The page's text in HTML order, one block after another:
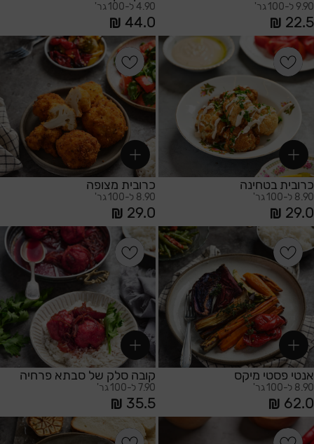
9.90 ל-100 גר'
22.5
4.90 ל-100 גר'
44.0
הוספה לסל
כרובית בטחינה
8.90 ל-100 גר'
29.0
הוספה לסל
כרובית מצופה
8.90 ל-100 גר'
29.0
הוספה לסל
אנטי פסטי מיקס
8.90 ל-100 גר'
62.0
הוספה לסל
קובה סלק של סבתא פרחיה
7.90 ל-100 גר'
35.5
הוספה לסל